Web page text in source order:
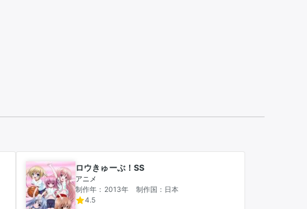
ロウきゅーぶ！SS
アニメ
制作年：2013年
制作国：日本
4.5